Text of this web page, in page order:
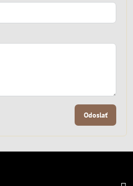
Odoslať